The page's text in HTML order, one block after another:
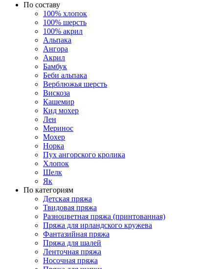
По составу
100% хлопок
100% шерсть
100% акрил
Альпака
Ангора
Акрил
Бамбук
Беби альпака
Верблюжья шерсть
Вискоза
Кашемир
Кид мохер
Лен
Меринос
Мохер
Норка
Пух ангорского кролика
Хлопок
Шелк
Як
По категориям
Детская пряжа
Твидовая пряжа
Разноцветная пряжа (принтованная)
Пряжа для ирландского кружева
Фантазийная пряжа
Пряжа для шалей
Ленточная пряжа
Носочная пряжа